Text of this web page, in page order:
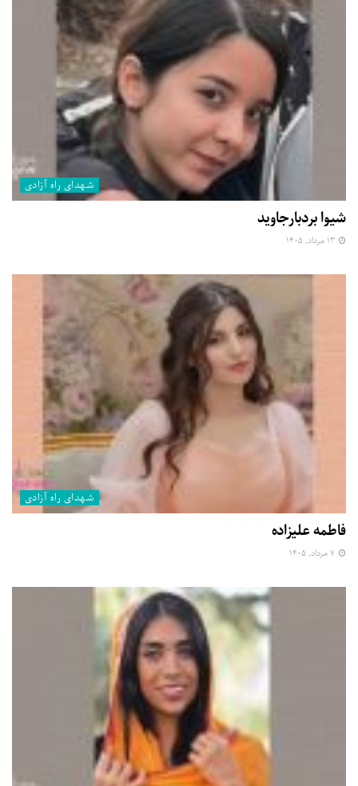
شهدای راه آزادی
شیوا بردبارجاوید
شهدای راه آزادی
فاطمه علیزاده